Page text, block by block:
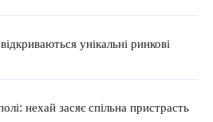
унікальні ринкові
нехай засяє спільна пристрасть